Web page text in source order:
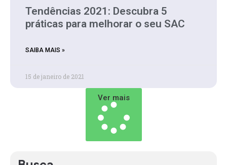
Tendências 2021: Descubra 5
práticas para melhorar o seu SAC
SAIBA MAIS »
15 de janeiro de 2021
Ver mais